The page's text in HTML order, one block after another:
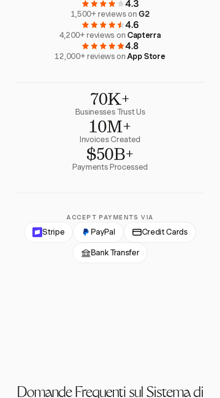
4.3
1,500+ reviews on G2
4.6
4,200+ reviews on Capterra
4.8
12,000+ reviews onApp Store
70K+
Businesses Trust Us
10M+
Invoices Created
$50B+
Payments Processed
ACCEPT PAYMENTS VIA
Stripe PayPal Credit Cards
Bank Transfer
Domande Frequenti sul Sistema di